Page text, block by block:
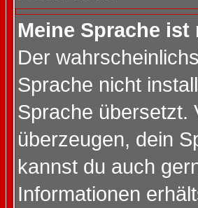
Meine Sprache
Der
Sprache nicht
Sprache übersetzt.
überzeugen, dein
kannst du auch
Informationen